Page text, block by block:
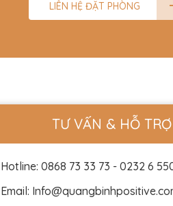
LIÊN HỆ ĐẶT PHÒNG
TƯ VẤN & HỖ TRỢ
Hotline: 0868 73 33 73 - 0232 6
Email: